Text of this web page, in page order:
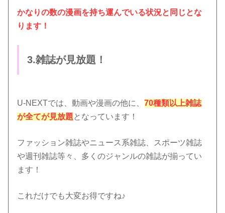
かなりの数の漫画を持ち運んでいる状況と同じとな
ります！
3.雑誌が見放題！
U-NEXTでは、動画や漫画の他に、70種類以上雑誌
が全てが見放題 となっています！
ファッション雑誌やニュース系雑誌、スポーツ雑誌
や週刊雑誌等々、多くのジャンルの雑誌が揃ってい
ます！
これだけでも大変お得ですね♪